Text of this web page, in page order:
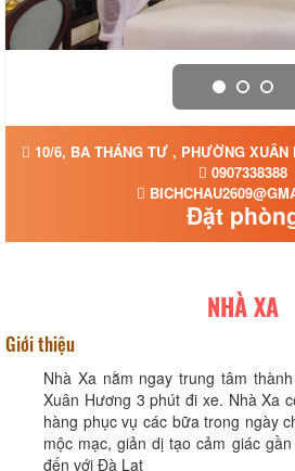
10/6, BA THÁNG TƯ , PHƯỜNG
0907338388
Đặt
NHÀ XA
Giới thiệu
Nhà Xa nằm ngay trung tâm
Xuân Hương 3 phút đi xe. Nhà Xa
hàng phục vụ các bữa trong ngày
mộc mạc, giản dị tạo cảm giác
đến với Đà Lạt